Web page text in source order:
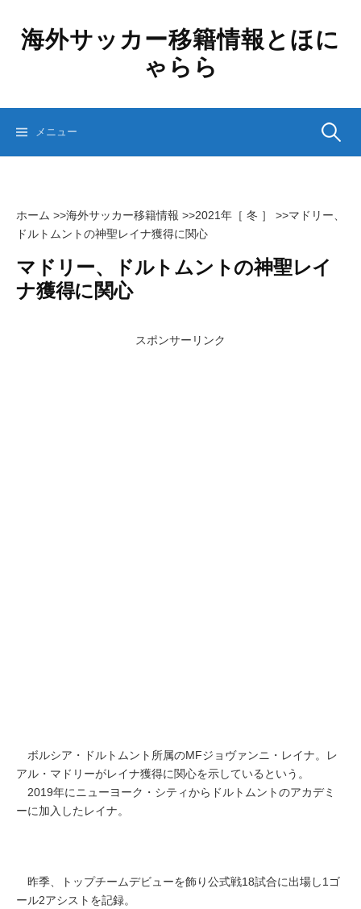
ッ
海外サッカー移籍情報とほに
ゃらら
メニュー 検
ホーム >>海外サッカー移籍情報 >>2021年［ 冬 ］ >>マドリー、
ドルトムントの神聖レイナ獲得に関心
マドリー、ドルトムントの神聖レイ
ナ獲得に関心
スポンサーリンク
ボルシア・ドルトムント所属のMFジョヴァンニ・レイナ。レ
アル・マドリーがレイナ獲得に関心を示しているという。
2019年にニューヨーク・シティからドルトムントのアカデミ
ーに加入したレイナ。
昨季、トップチームデビューを飾り公式戦18試合に出場し1ゴ
ール2アシストを記録。